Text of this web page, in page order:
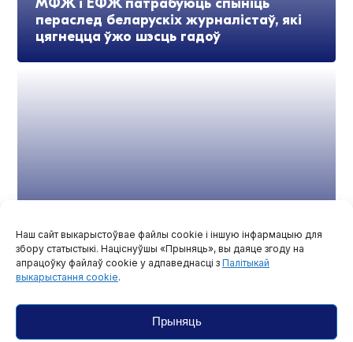
Наш сайт выкарыстоўвае файлы cookie і іншую інфармацыю для
збору статыстыкі. Націснуўшы «Прыняць», вы даяце згоду на
апрацоўку файлаў cookie у адпаведнасці з Палітыкай
выкарыстання cookie.
Прыняць
МФЖ і ЕФЖ патрабуюць спыніць
пераслед беларускіх журналістаў, які
цягнецца ўжо шэсць гадоў
Праваабаронцы прызналі Юрыя
Трашчынскага палітвязнем